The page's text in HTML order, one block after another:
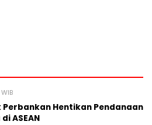
Perbankan Hentikan Pendanaan
ASEAN